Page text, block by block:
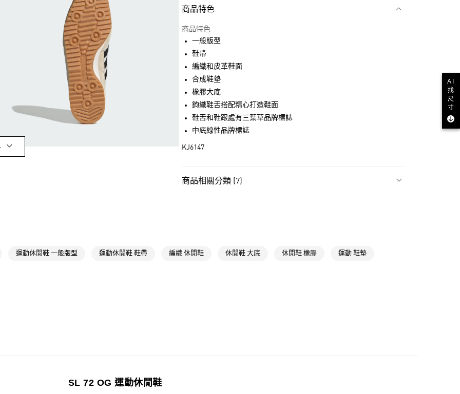
付款方式
信用卡一次付款
LINE Pay
運送方式
每筆NT$80，滿NT$1,500(含以上)免運費
每筆NT$80，滿NT$1,500(含以上)免運費
每筆NT$80，滿NT$1,500(含以上)免運費
商品特色
商品特色
一般版型
鞋帶
編織和皮革鞋面
合成鞋墊
橡膠大底
鉤織鞋舌搭配精心打造鞋面
鞋舌和鞋跟處有三葉草品牌標誌
中底線性品牌標誌
KJ6147
商品相關分類 (7)
品牌 Originals Originals鞋類
運動休閒鞋 一般版型 運動休閒鞋 鞋帶 編織 休閒鞋 休閒鞋 大底 休閒鞋 橡膠 運動 鞋墊
SL 72 OG 運動休閒鞋
AI
找
尺
寸